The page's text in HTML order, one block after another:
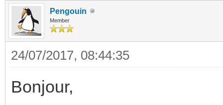
Pengouin
Member
24/07/2017, 08:44:35
Bonjour,